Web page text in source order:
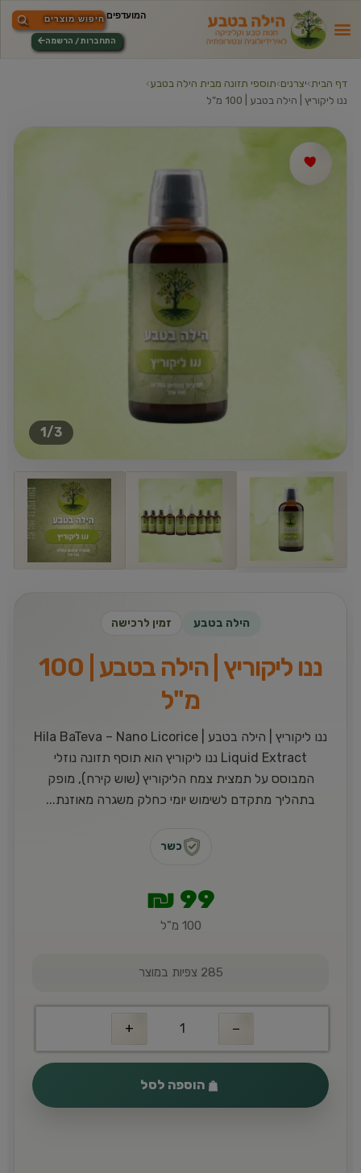
התחברות / הרשמה
דף הבית›יצרנים›תוספי תזונה מבית הילה בטבע›
ננו ליקוריץ | הילה בטבע | 100 מ”ל
1/3
הילה בטבע זמין לרכישה
ננו ליקוריץ | הילה בטבע | 100
מ''ל
ננו ליקוריץ | הילה בטבע | Hila BaTeva – Nano Licorice
Liquid Extract ננו ליקוריץ הוא תוסף תזונה נוזלי
המבוסס על תמצית צמח הליקוריץ (שוש קירח), מופק
בתהליך מתקדם לשימוש יומי כחלק משגרה מאוזנת...
כשר
99
₪
100 מ"ל
285 צפיות במוצר
−
+
הוספה לסל